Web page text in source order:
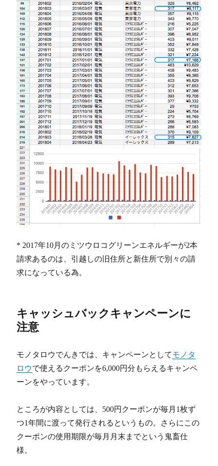
* 2017年10月のミツウロコグリーンエネルギーが2本
請求あるのは、引越しの旧住所と新住所で別々の請
求になっている為。
キャッシュバックキャンペーンに
注意
モノタロウでんきでは、キャンペーンとしてモノタ
ロウで使えるクーポンを6,000円分もらえるキャンペ
ーンをやっています。
ところが内容としては、500円クーポンが毎月1枚ず
つ1年間に渡って発行されるというもの。さらにこの
クーポンの使用期限が毎月月末までという鬼畜仕
様。